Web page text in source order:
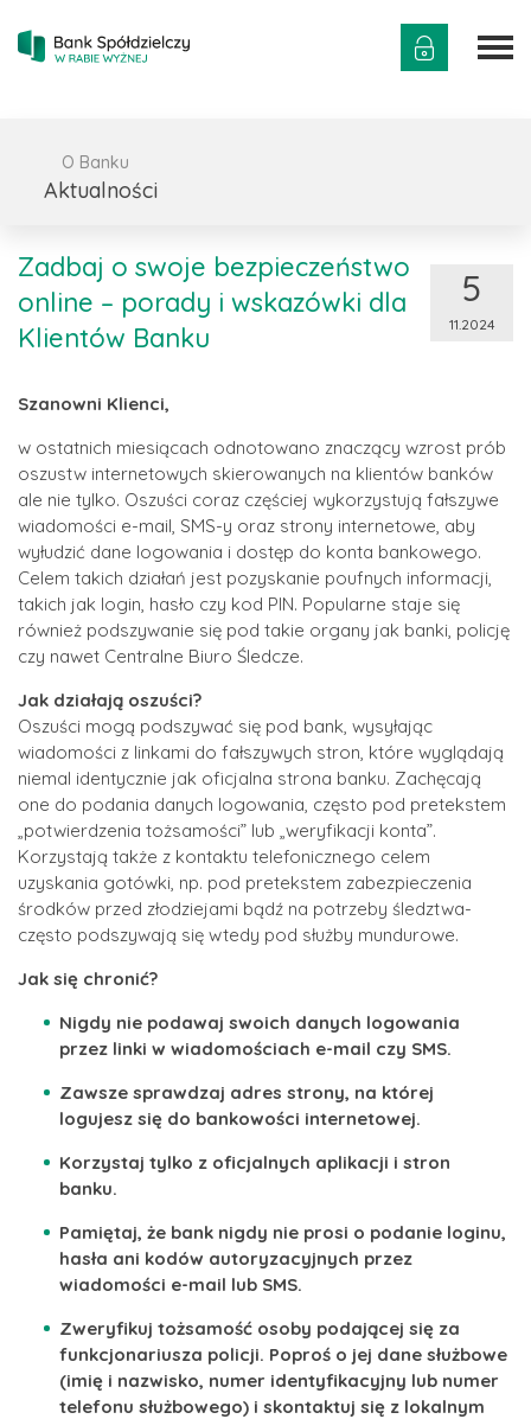
O Banku
Aktualności
Zadbaj o swoje bezpieczeństwo
online – porady i wskazówki dla
Klientów Banku
5
11.2024
Szanowni Klienci,
w ostatnich miesiącach odnotowano znaczący wzrost prób
oszustw internetowych skierowanych na klientów banków
ale nie tylko. Oszuści coraz częściej wykorzystują fałszywe
wiadomości e-mail, SMS-y oraz strony internetowe, aby
wyłudzić dane logowania i dostęp do konta bankowego.
Celem takich działań jest pozyskanie poufnych informacji,
takich jak login, hasło czy kod PIN. Popularne staje się
również podszywanie się pod takie organy jak banki, policję
czy nawet Centralne Biuro Śledcze.
Jak działają oszuści?
Oszuści mogą podszywać się pod bank, wysyłając
wiadomości z linkami do fałszywych stron, które wyglądają
niemal identycznie jak oficjalna strona banku. Zachęcają
one do podania danych logowania, często pod pretekstem
„potwierdzenia tożsamości” lub „weryfikacji konta”.
Korzystają także z kontaktu telefonicznego celem
uzyskania gotówki, np. pod pretekstem zabezpieczenia
środków przed złodziejami bądź na potrzeby śledztwa-
często podszywają się wtedy pod służby mundurowe.
Jak się chronić?
Nigdy nie podawaj swoich danych logowania
przez linki w wiadomościach e-mail czy SMS.
Zawsze sprawdzaj adres strony, na której
logujesz się do bankowości internetowej.
Korzystaj tylko z oficjalnych aplikacji i stron
banku.
Pamiętaj, że bank nigdy nie prosi o podanie loginu,
hasła ani kodów autoryzacyjnych przez
wiadomości e-mail lub SMS.
Zweryfikuj tożsamość osoby podającej się za
funkcjonariusza policji. Poproś o jej dane służbowe
(imię i nazwisko, numer identyfikacyjny lub numer
telefonu służbowego) i skontaktuj się z lokalnym